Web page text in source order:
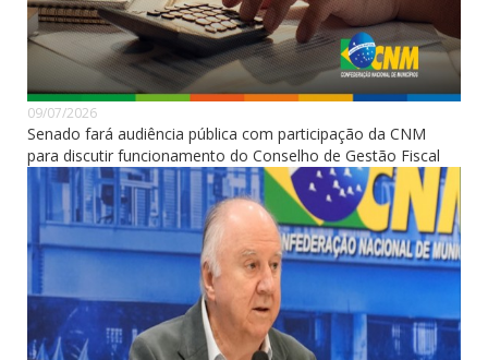
09/07/2026
Senado fará audiência pública com participação da CNM
para discutir funcionamento do Conselho de Gestão Fiscal